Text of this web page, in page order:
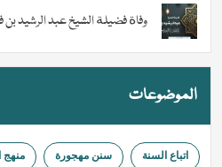
وفاة فضيلة الشيخ عبد الرشيد بن
الموضوعات
اتباع السنة سنن مهجورة